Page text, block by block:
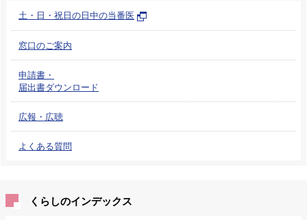
土・日・祝日の日中の当番医
窓口のご案内
申請書・
届出書ダウンロード
広報・広聴
よくある質問
くらしのインデックス